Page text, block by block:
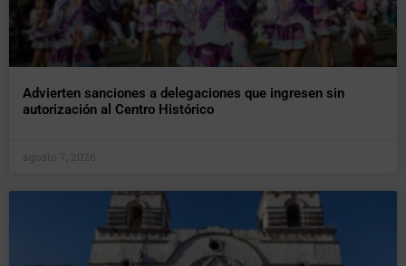
Advierten sanciones a delegaciones que ingresen sin
autorización al Centro Histórico
agosto 7, 2026